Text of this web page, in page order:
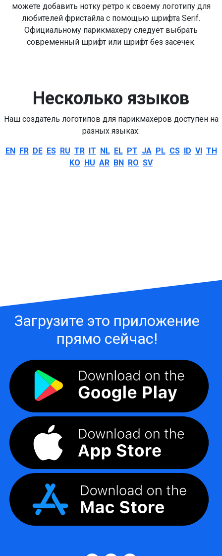
можете добавить нотку ретро к своему логотипу для
любителей фристайла с помощью шрифта Serif.
Официальному парикмахеру следует выбрать
современный шрифт или шрифт без засечек.
Несколько языков
Наш создатель логотипов для парикмахеров доступен на
разных языках:
EN FR DE ES RU TR IT NL EL PT JA PL CS ID VI TH
KO HU AR BN RO SV
Загрузите это приложение
прямо сейчас!